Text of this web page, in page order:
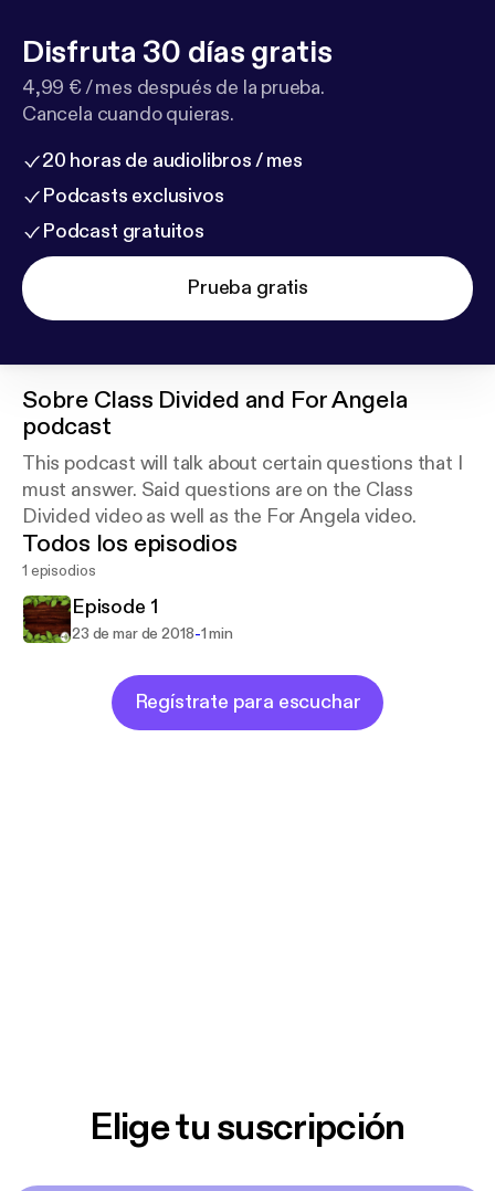
Disfruta 30 días gratis
4,99 € / mes después de la prueba.
Cancela cuando quieras.
20 horas de audiolibros / mes
Podcasts exclusivos
Podcast gratuitos
Prueba gratis
Sobre Class Divided and For Angela
podcast
This podcast will talk about certain questions that I
must answer. Said questions are on the Class
Divided video as well as the For Angela video.
Todos los episodios
1 episodios
Episode 1
23 de mar de 2018-1 min
Regístrate para escuchar
Elige tu suscripción